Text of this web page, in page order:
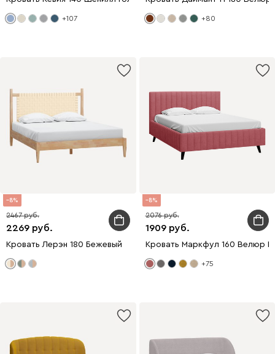
+107 +80
8
2269
2467
Кровать Лерэн 180 Бежевый
8
1909
2076
Кровать Маркфул 160 Велюр
+75